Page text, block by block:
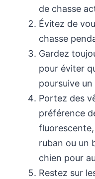
de chasse
Évitez de
chasse
Gardez
pour éviter
poursuive un
Portez des
préférence
ruban ou un
chien pour
Restez sur